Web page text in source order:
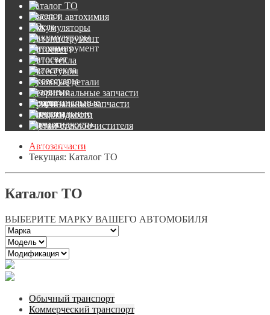
Каталог ТО
Масла и автохимия
Аккумуляторы
Автоинструмент
Автосвет
Автостекла
Аксессуары
Кузовные детали
Неоригинальные запчасти
Оригинальные запчасти
Спец.жидкости
Щетки стеклоочистителя
Автозапчасти
Текущая: Каталог ТО
Каталог ТО
ВЫБЕРИТЕ МАРКУ ВАШЕГО АВТОМОБИЛЯ
Обычный транспорт
Коммерческий транспорт